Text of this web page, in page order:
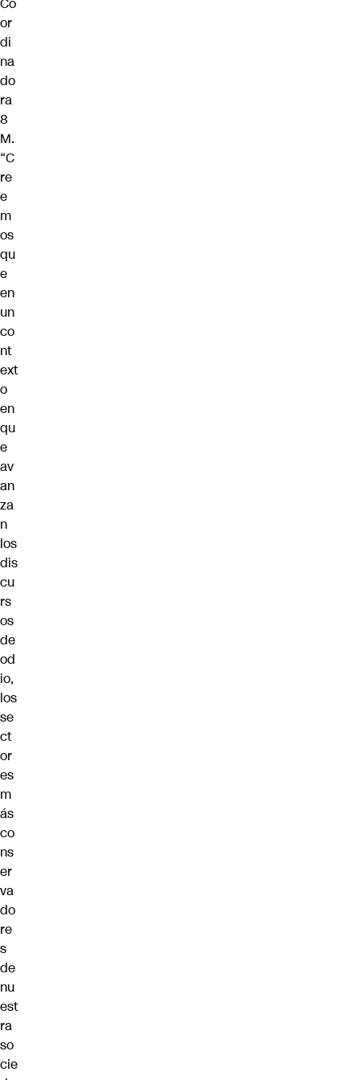
or
di
na
do
ra
8
M.
“C
re
e
m
os
qu
e
en
un
co
nt
ext
o
en
qu
e
av
an
za
n
los
dis
cu
rs
os
de
od
io,
los
se
ct
or
es
m
ás
co
ns
er
va
do
re
s
de
nu
est
ra
so
cie